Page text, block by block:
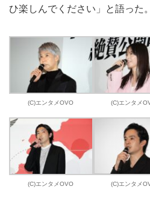
ひ楽しんでください」と語った。
(C)エンタメOVO (C)エンタメ
(C)エンタメOVO (C)エンタメ